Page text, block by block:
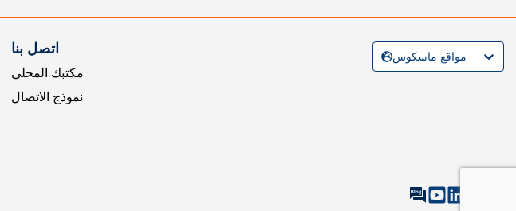
اتصل بنا
مكتبك المحلي
نموذج الاتصال
مواقع ماسكوس